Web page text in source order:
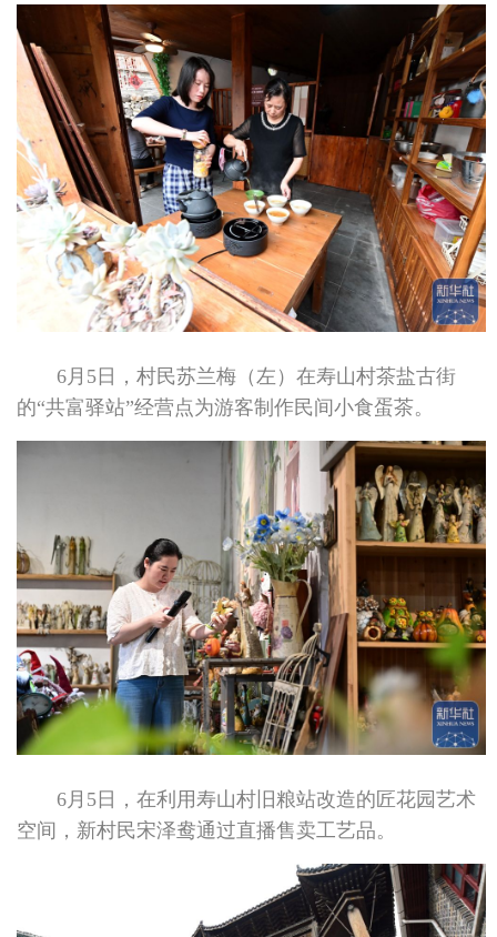
6月5日，村民苏兰梅（左）在寿山村茶盐古街
的“共富驿站”经营点为游客制作民间小食蛋茶。
6月5日，在利用寿山村旧粮站改造的匠花园艺术
空间，新村民宋泽鸯通过直播售卖工艺品。